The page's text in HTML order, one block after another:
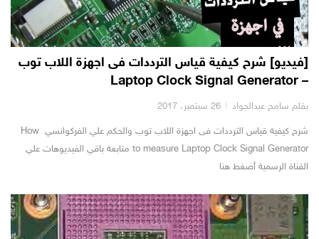
[فيديو] شرح كيفية قياس الترددات فى اجهزة اللاب توب
– Laptop Clock Signal Generator
بقلم سامح عبدالجواد 26 سبتمبر، 2017
شرح كيفية قياس الترددات فى اجهزة اللاب توب والحكم علي الفركوانسي How
to measure Laptop Clock Signal Generator متابعة باقي الفيديوهات علي
القناة الرسمية أضغط هنا